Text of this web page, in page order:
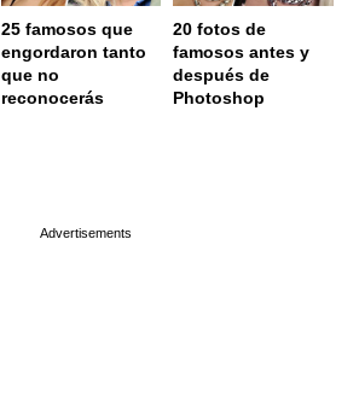
25 famosos que
engordaron tanto
que no
reconocerás
20 fotos de
famosos antes y
después de
Photoshop